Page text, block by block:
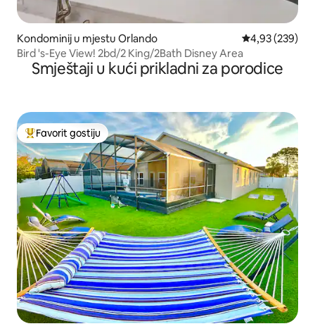
Kondominij u mjestu Orlando Prosječna
4,93 (239)
Bird 's-Eye View! 2bd/2 King/2Bath Disney Area
Smještaji u kući prikladni za porodice
Glavni favorit gostiju
Favorit gostiju